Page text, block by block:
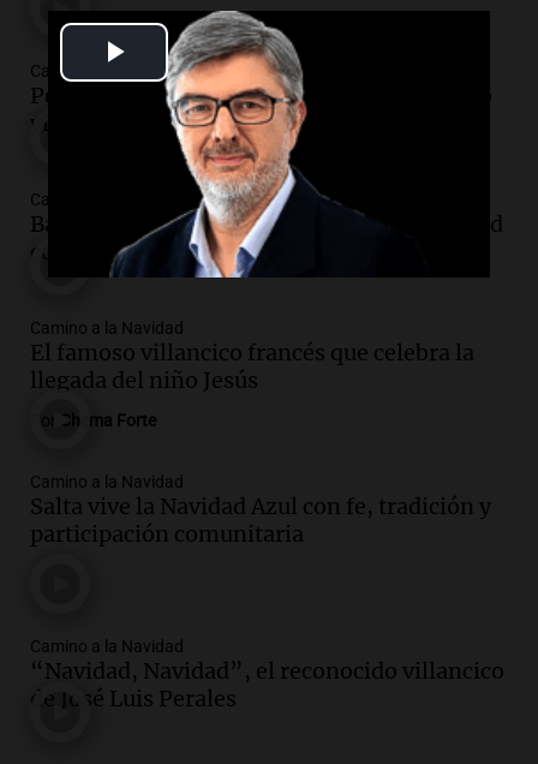
Play
Video
Camino a la Navidad
Pesebres públicos tradicionales, un símbolo
vivo de la Navidad en Salta
Camino a la Navidad
Bariloche se prepara para celebrar la Navidad
con una hermosa aldea ornamentada
Camino a la Navidad
El famoso villancico francés que celebra la
llegada del niño Jesús
Chema Forte
Camino a la Navidad
Salta vive la Navidad Azul con fe, tradición y
participación comunitaria
Camino a la Navidad
“Navidad, Navidad”, el reconocido villancico
de José Luis Perales